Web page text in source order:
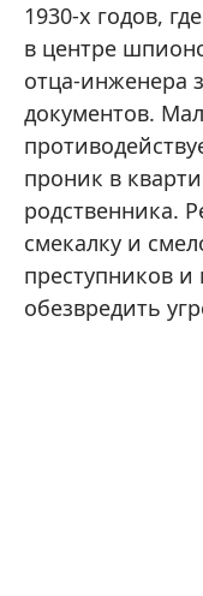
1930-х годов,
в центре
отца-инженера
документов.
проник в
родственника.
смекалку и
преступников
обезвредить